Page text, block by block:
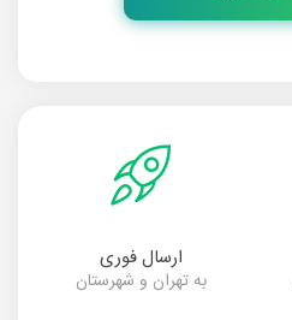
ارسال فوری
به تهران و شهرستان